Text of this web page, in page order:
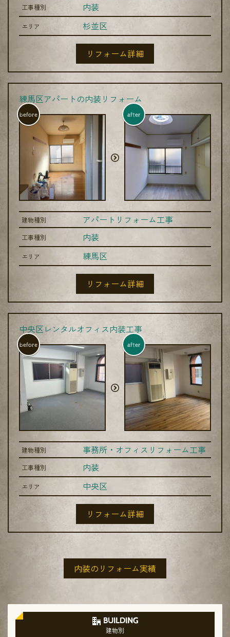
工事種別 内装
エリア 杉並区
リフォーム詳細
練馬区アパートの内装リフォーム
before after
建物種別 アパートリフォーム工事
工事種別 内装
エリア 練馬区
リフォーム詳細
中央区レンタルオフィス内装工事
before after
建物種別 事務所・オフィスリフォーム工事
工事種別 内装
エリア 中央区
リフォーム詳細
内装のリフォーム実績
BUILDING
建物別